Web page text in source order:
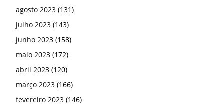
agosto 2023 (131)
julho 2023 (143)
junho 2023 (158)
maio 2023 (172)
abril 2023 (120)
março 2023 (166)
fevereiro 2023 (146)